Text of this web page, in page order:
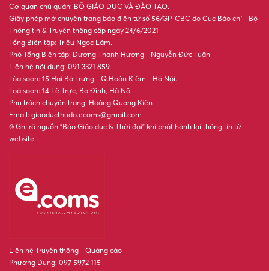
Cơ quan chủ quản: BỘ GIÁO DỤC VÀ ĐÀO TẠO.
Giấy phép mở chuyên trang báo điện tử số 56/GP-CBC do Cục Báo chí - Bộ
Thông tin & Truyền thông cấp ngày 24/6/2021
Tổng Biên tập: Triệu Ngọc Lâm.
Phó Tổng Biên tập: Dương Thanh Hương - Nguyễn Đức Tuân
Liên hệ nội dung: 091 3321 859
Tòa soạn: 15 Hai Bà Trưng - Q.Hoàn Kiếm - Hà Nội.
Toà soạn: 14 Lê Trực, Ba Đình, Hà Nội
Phụ trách chuyên trang: Hoàng Quang Kiên
Email: giaoducthudo.ecoms@gmail.com
® Ghi rõ nguồn “Báo Giáo dục & Thời đại” khi phát hành lại thông tin từ
website.
Liên hệ Truyền thông - Quảng cáo
Phương Dung: 097 5972 115